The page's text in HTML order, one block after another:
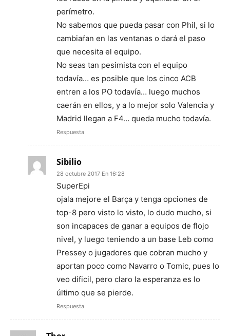
perímetro.
No sabemos que pueda pasar con Phil, si lo
cambiaŕan en las ventanas o dará el paso
que necesita el equipo.
No seas tan pesimista con el equipo
todavía… es posible que los cinco ACB
entren a los PO todavía… luego muchos
caerán en ellos, y a lo mejor solo Valencia y
Madrid llegan a F4… queda mucho todavía.
Respuesta
Sibilio
28 octubre 2017 En 16:28
SuperEpi
ojala mejore el Barça y tenga opciones de
top-8 pero visto lo visto, lo dudo mucho, si
son incapaces de ganar a equipos de flojo
nivel, y luego teniendo a un base Leb como
Pressey o jugadores que cobran mucho y
aportan poco como Navarro o Tomic, pues lo
veo dificil, pero claro la esperanza es lo
último que se pierde.
Respuesta